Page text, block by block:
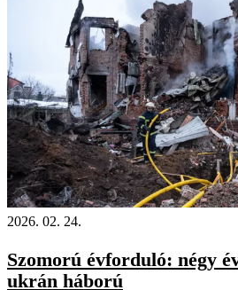
2026. 02. 24.
Szomorú évforduló: négy
ukrán háború